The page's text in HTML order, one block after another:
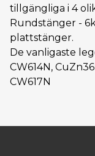
tillgängliga i 4
Rundstänger -
plattstänger.
De vanligaste
CW614N,
CW617N